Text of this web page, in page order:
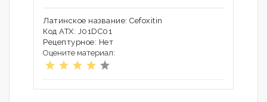
Латинское название: Cefoxitin
Код АТХ: J01DC01
Рецептурное: Нет
Оцените материал: